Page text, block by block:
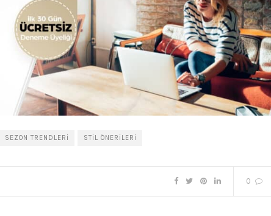
SEZON TRENDLERI STIL ÖNERILERI
0